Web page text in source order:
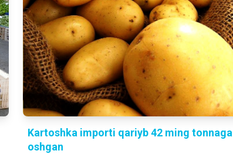
Kartoshka importi qariyb 42 ming tonnaga
oshgan